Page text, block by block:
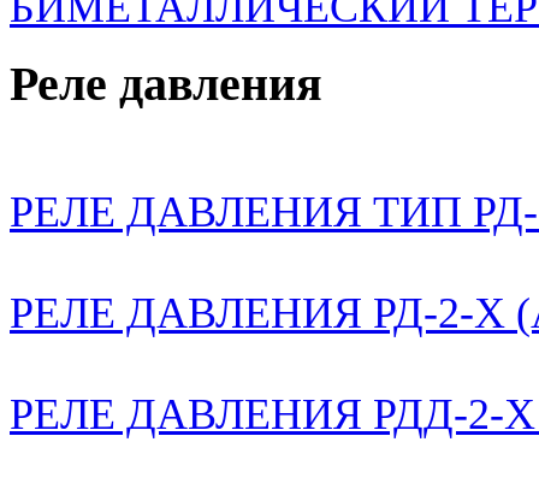
Реле давления
РЕЛЕ ДАВЛЕНИЯ ТИП
РЕЛЕ ДАВЛЕНИЯ РД-2-X
РЕЛЕ ДАВЛЕНИЯ РДД-2-